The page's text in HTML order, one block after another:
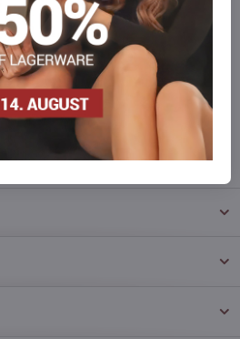
bestellen, als wir
wir füllen die Ware für Sie